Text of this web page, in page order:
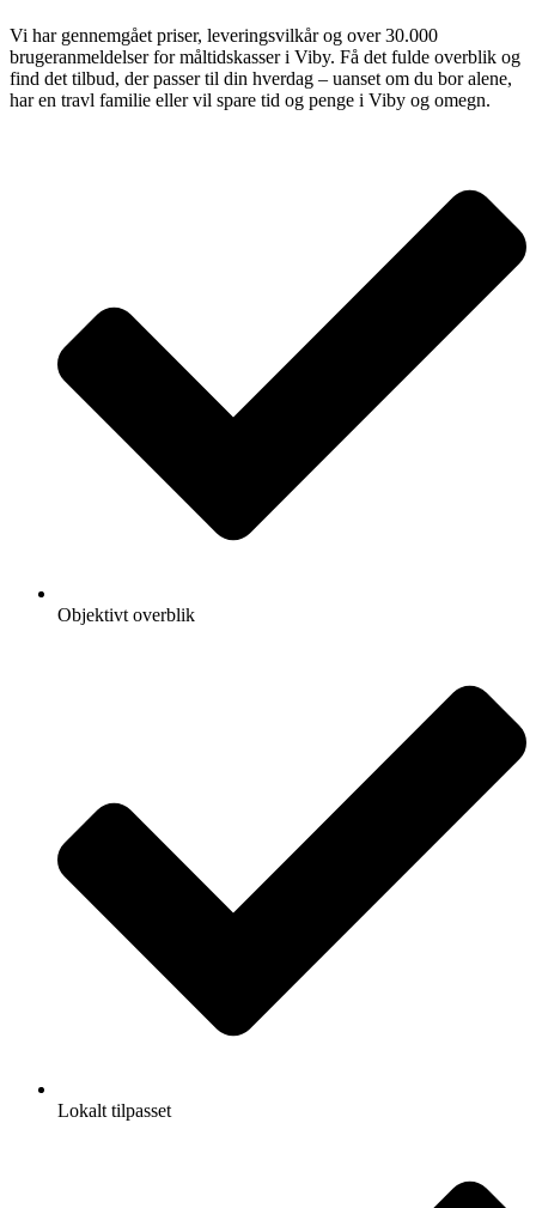
Vi har gennemgået priser, leveringsvilkår og over 30.000
brugeranmeldelser for måltidskasser i Viby. Få det fulde overblik og
find det tilbud, der passer til din hverdag – uanset om du bor alene,
har en travl familie eller vil spare tid og penge i Viby og omegn.
Objektivt overblik
Lokalt tilpasset